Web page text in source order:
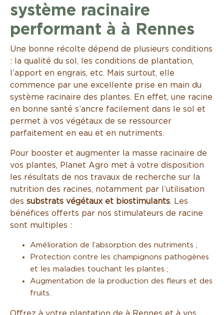
système racinaire
performant à à Rennes
Une bonne récolte dépend de plusieurs conditions
: la qualité du sol, les conditions de plantation,
l’apport en engrais, etc. Mais surtout, elle
commence par une excellente prise en main du
système racinaire des plantes. En effet, une racine
en bonne santé s’ancre facilement dans le sol et
permet à vos végétaux de se ressourcer
parfaitement en eau et en nutriments.
Pour booster et augmenter la masse racinaire de
vos plantes, Planet Agro met à votre disposition
les résultats de nos travaux de recherche sur la
nutrition des racines, notamment par l’utilisation
des substrats végétaux et biostimulants. Les
bénéfices offerts par nos stimulateurs de racine
sont multiples :
Amélioration de l’absorption des nutriments ;
Protection contre les champignons pathogènes
et les maladies touchant les plantes ;
Augmentation de la production des fleurs et des
fruits.